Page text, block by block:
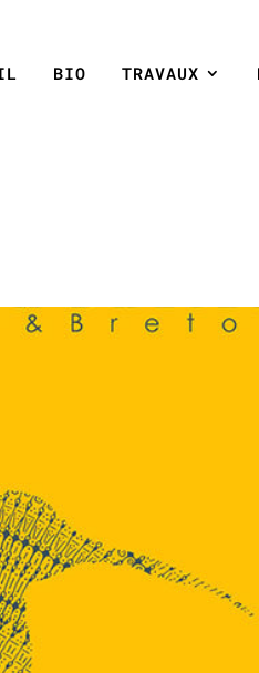
BIO TRAVAUX